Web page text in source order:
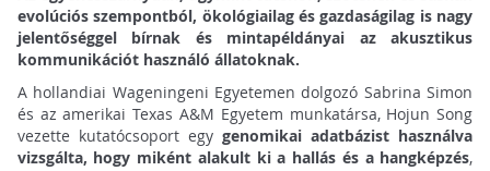
evolúciós szempontból, ökológiailag és gazdaságilag is nagy
jelentőséggel bírnak és mintapéldányai az akusztikus
kommunikációt használó állatoknak.
A hollandiai Wageningeni Egyetemen dolgozó Sabrina Simon
és az amerikai Texas A&M Egyetem munkatársa, Hojun Song
vezette kutatócsoport egygenomikai adatbázist használva
vizsgálta, hogy miként alakult ki a hallás és a hangképzés,